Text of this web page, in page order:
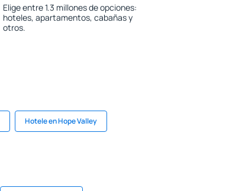
Elige entre 1.3 millones de opciones:
hoteles, apartamentos, cabañas y
otros.
Hotele en Hope Valley